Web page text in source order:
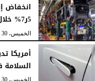
انخفاض
5ر7% خلال النصف الأول
الخميس، 30 يوليو 2026
أمريكا